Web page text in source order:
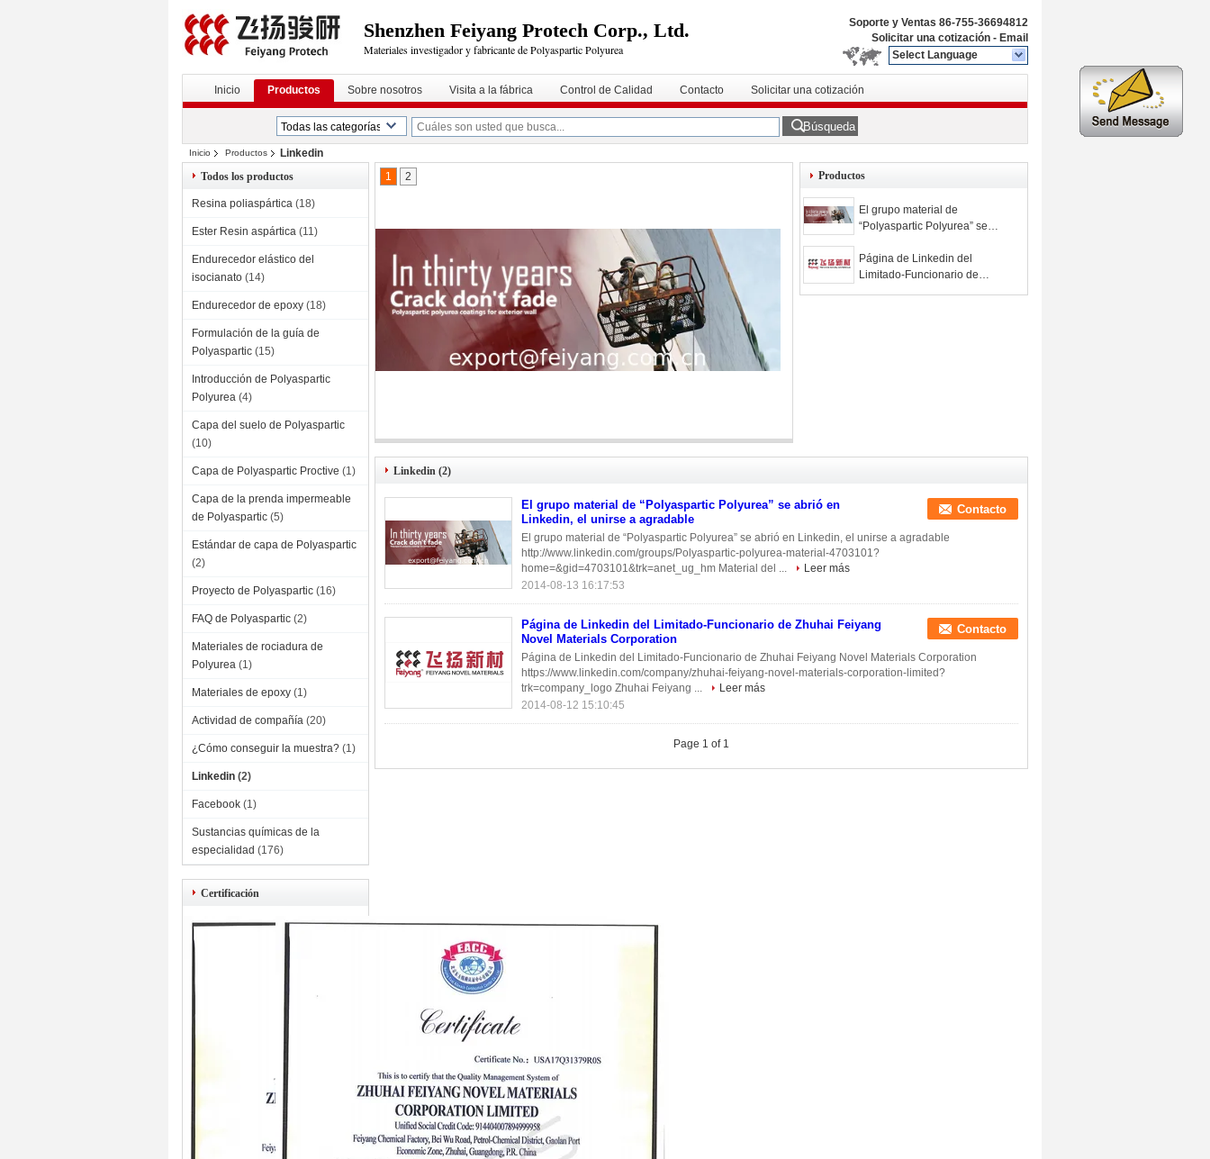
Shenzhen Feiyang Protech Corp., Ltd.
Materiales investigador y fabricante de Polyaspartic Polyurea
Soporte y Ventas 86-755-36694812
Solicitar una cotización - Email
Select Language
Inicio Productos Sobre nosotros Visita a la fábrica Control de Calidad Contacto Solicitar una cotización
Búsqueda
Inicio Productos
Linkedin
Todos los productos
Resina poliaspártica (18)
Ester Resin aspártica (11)
Endurecedor elástico del
isocianato (14)
Endurecedor de epoxy (18)
Formulación de la guía de
Polyaspartic (15)
Introducción de Polyaspartic
Polyurea (4)
Capa del suelo de Polyaspartic
(10)
Capa de Polyaspartic Proctive (1)
Capa de la prenda impermeable
de Polyaspartic (5)
Estándar de capa de Polyaspartic
(2)
Proyecto de Polyaspartic (16)
FAQ de Polyaspartic (2)
Materiales de rociadura de
Polyurea (1)
Materiales de epoxy (1)
Actividad de compañía (20)
¿Cómo conseguir la muestra? (1)
Linkedin (2)
Facebook (1)
Sustancias químicas de la
especialidad (176)
Certificación
1 2 Productos
El grupo material de
“Polyaspartic Polyurea” se
agradable
Página de Linkedin del
Limitado-Funcionario de
Linkedin (2)
El grupo material de “Polyaspartic Polyurea” se abrió en
Linkedin, el unirse a agradable
Contacto
El grupo material de “Polyaspartic Polyurea” se abrió en Linkedin, el unirse a agradable
http://www.linkedin.com/groups/Polyaspartic-polyurea-material-4703101?
home=&gid=4703101&trk=anet_ug_hm Material del ...
Leer más
2014-08-13 16:17:53
Página de Linkedin del Limitado-Funcionario de Zhuhai Feiyang
Novel Materials Corporation
Contacto
Página de Linkedin del Limitado-Funcionario de Zhuhai Feiyang Novel Materials Corporation
https://www.linkedin.com/company/zhuhai-feiyang-novel-materials-corporation-limited?
trk=company_logo Zhuhai Feiyang ...
Leer más
2014-08-12 15:10:45
Page 1 of 1